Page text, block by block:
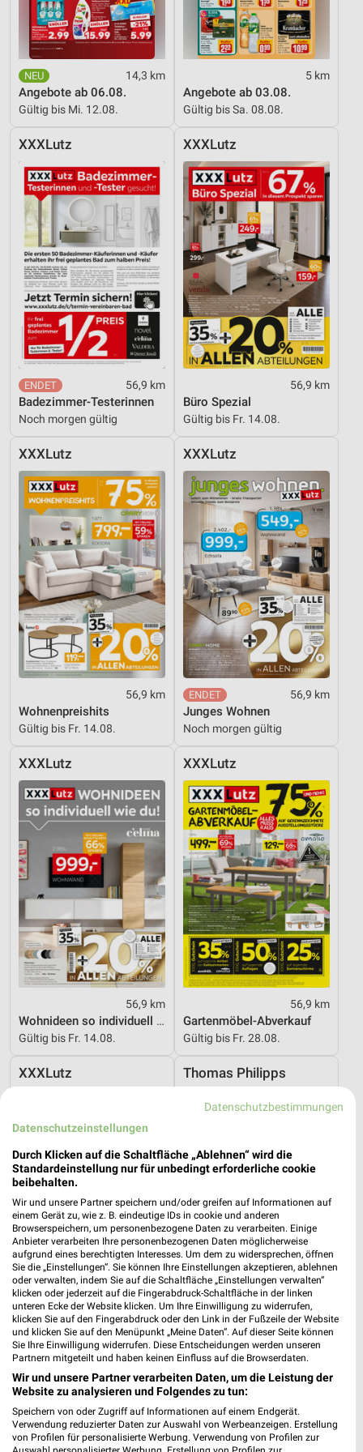
14,3 km
Angebote ab 06.08.
Gültig bis Mi. 12.08.
5 km
Angebote ab 03.08.
Gültig bis Sa. 08.08.
XXXLutz
56,9 km
Badezimmer-Testerinnen
Noch morgen gültig
XXXLutz
56,9 km
Büro Spezial
Gültig bis Fr. 14.08.
XXXLutz
56,9 km
Wohnenpreishits
Gültig bis Fr. 14.08.
XXXLutz
56,9 km
Junges Wohnen
Noch morgen gültig
XXXLutz
56,9 km
Wohnideen so individuell wie du!
Gültig bis Fr. 14.08.
XXXLutz
56,9 km
Gartenmöbel-Abverkauf
Gültig bis Fr. 28.08.
XXXLutz
56,9 km
Junges Wohnen
Gültig bis Fr. 14.08.
Thomas Philipps
19,4 km
Angebote ab 03.08.
Gültig bis Sa. 08.08.
XXXLutz XXXLutz
Datenschutzbestimmungen
Datenschutzeinstellungen
Durch Klicken auf die Schaltfläche „Ablehnen“ wird die
Standardeinstellung nur für unbedingt erforderliche cookie
beibehalten.
Wir und unsere Partner speichern und/oder greifen auf Informationen auf
einem Gerät zu, wie z. B. eindeutige IDs in cookie und anderen
Browserspeichern, um personenbezogene Daten zu verarbeiten. Einige
Anbieter verarbeiten Ihre personenbezogenen Daten möglicherweise
aufgrund eines berechtigten Interesses. Um dem zu widersprechen, öffnen
Sie die „Einstellungen“. Sie können Ihre Einstellungen akzeptieren, ablehnen
oder verwalten, indem Sie auf die Schaltfläche „Einstellungen verwalten“
klicken oder jederzeit auf die Fingerabdruck-Schaltfläche in der linken
unteren Ecke der Website klicken. Um Ihre Einwilligung zu widerrufen,
klicken Sie auf den Fingerabdruck oder den Link in der Fußzeile der Website
und klicken Sie auf den Menüpunkt „Meine Daten“. Auf dieser Seite können
Sie Ihre Einwilligung widerrufen. Diese Entscheidungen werden unseren
Partnern mitgeteilt und haben keinen Einfluss auf die Browserdaten.
Wir und unsere Partner verarbeiten Daten, um die Leistung der
Website zu analysieren und Folgendes zu tun:
Speichern von oder Zugriff auf Informationen auf einem Endgerät.
Verwendung reduzierter Daten zur Auswahl von Werbeanzeigen. Erstellung
von Profilen für personalisierte Werbung. Verwendung von Profilen zur